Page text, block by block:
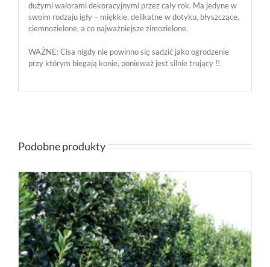
dużymi walorami dekoracyjnymi przez cały rok. Ma jedyne w
swoim rodzaju igły – miękkie, delikatne w dotyku, błyszczące,
ciemnozielone, a co najważniejsze zimozielone.
WAŻNE: Cisa nigdy nie powinno się sadzić jako ogrodzenie
przy którym biegają konie, ponieważ jest silnie trujący !!
Podobne produkty